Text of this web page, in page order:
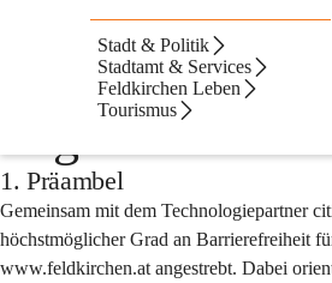
Stadt & Politik
Stadtamt & Services
Feldkirchen Leben
Tourismus
ung der Website
1. Präambel
Gemeinsam mit dem Technologiepartner
höchstmöglicher Grad an Barrierefreiheit
www.feldkirchen.at angestrebt. Dabei